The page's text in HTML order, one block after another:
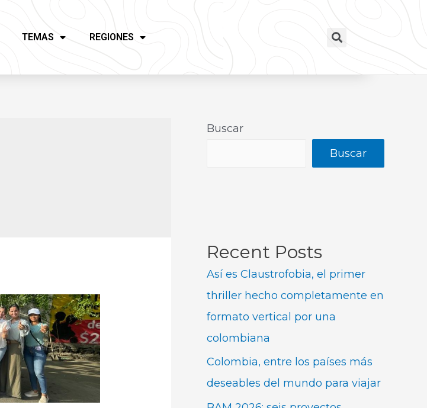
TEMAS REGIONES
Buscar
Buscar
Recent Posts
Así es Claustrofobia, el primer
thriller hecho completamente en
formato vertical por una
colombiana
Colombia, entre los países más
deseables del mundo para viajar